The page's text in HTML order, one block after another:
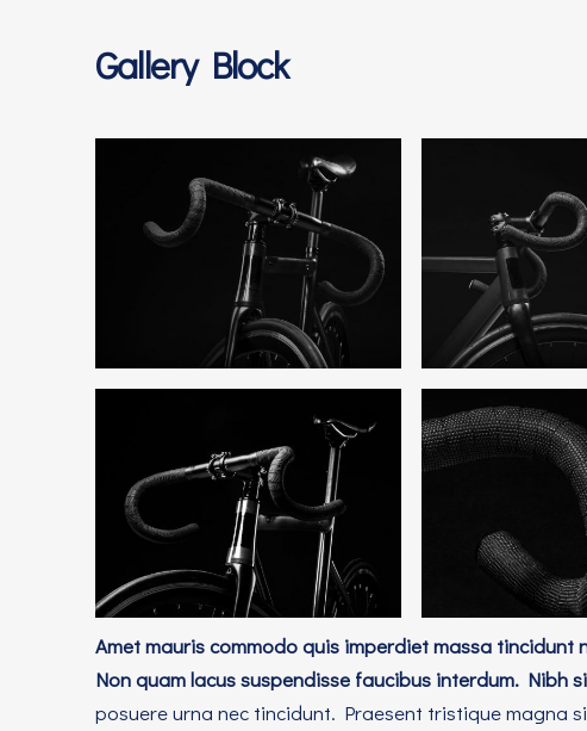
Gallery Block
Amet mauris commodo quis imperdiet massa
Non quam lacus suspendisse faucibus interdum. Nibh
posuere urna nec tincidunt. Praesent tristique magna